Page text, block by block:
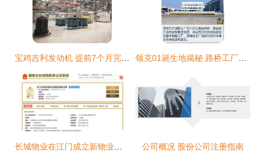
公司概况 股份公司注册指南